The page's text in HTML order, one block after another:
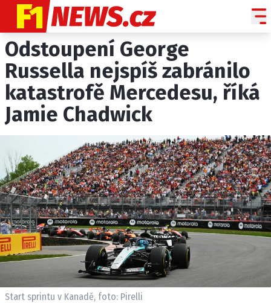
NOVINKY
GRAND PRIX
PADDOCK LINE
TECHNIKA
PROFILY JEZDCŮ
PROFILY TÝMŮ
ROZHOVORY
OSTATNÍ
SLEDUJTE NÁS NA|
ETICKÝ KODEX
KONTAKT
Odstoupení George
Russella nejspíš zabránilo
katastrofě Mercedesu, říká
Jamie Chadwick
Start sprintu v Kanadě, foto: Pirelli